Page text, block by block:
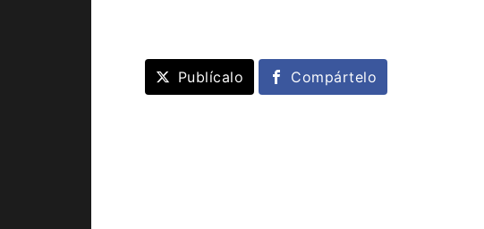
Publícalo Compártelo